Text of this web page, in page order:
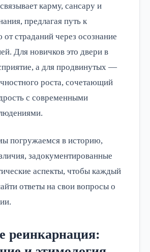
карму, сансару и
предлагая путь к
страданий через осознание
Для новичков это двери в
а для продвинутых —
роста, сочетающий
с современными
погружаемся в историю,
задокументированные
аспекты, чтобы каждый
ответы на свои вопросы о
реинкарнация: